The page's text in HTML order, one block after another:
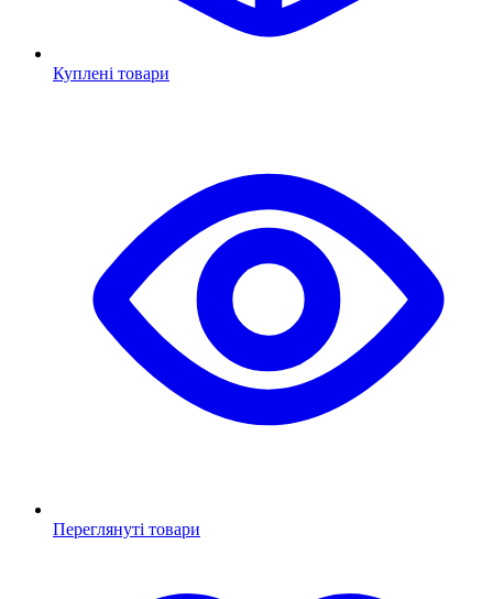
Куплені товари
Переглянуті товари